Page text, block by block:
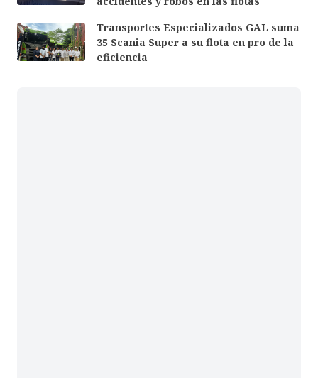
Transportes Especializados GAL suma
35 Scania Super a su flota en pro de la
eficiencia